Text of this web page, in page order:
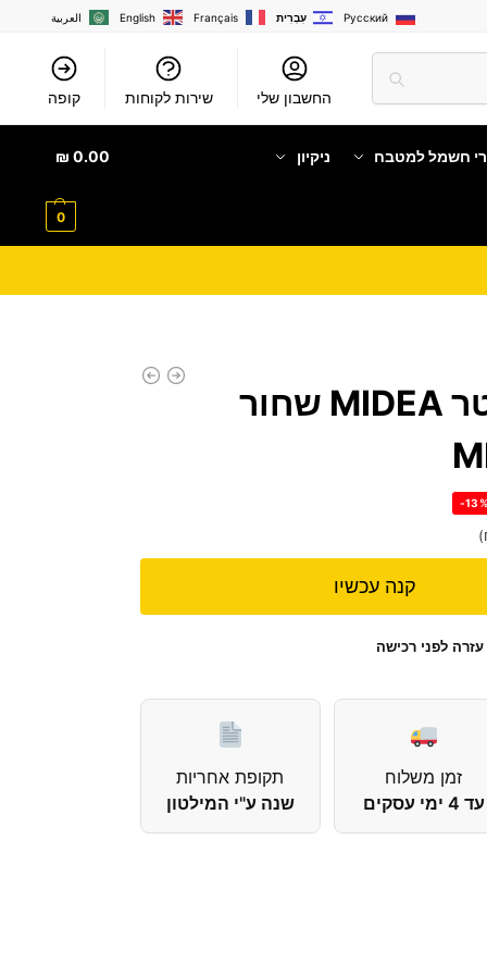
العربية English Français עִבְרִית Русский
החשבון שלי שירות לקוחות קופה
חשמל למטבח ניקיון 0.00
₪
0
קומקום 1.7 ליטר MIDEA שחור
-
קנה עכשיו
עזרה לפני רכישה
זמן משלוח
עד 4 ימי עסקים
תקופת אחריות
שנה ע"י המילטון